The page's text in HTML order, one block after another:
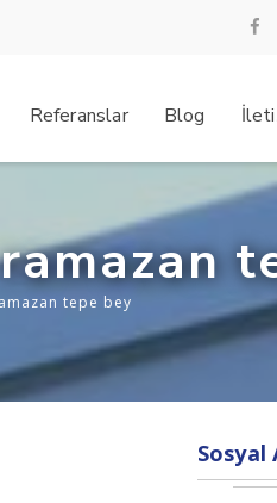
Referanslar Blog
tepe bey
Sosyal